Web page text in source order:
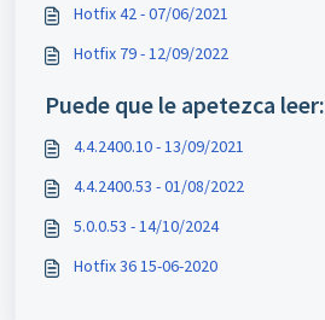
Hotfix 42 - 07/06/2021
Hotfix 79 - 12/09/2022
Puede que le apetezca leer:
4.4.2400.10 - 13/09/2021
4.4.2400.53 - 01/08/2022
5.0.0.53 - 14/10/2024
Hotfix 36 15-06-2020